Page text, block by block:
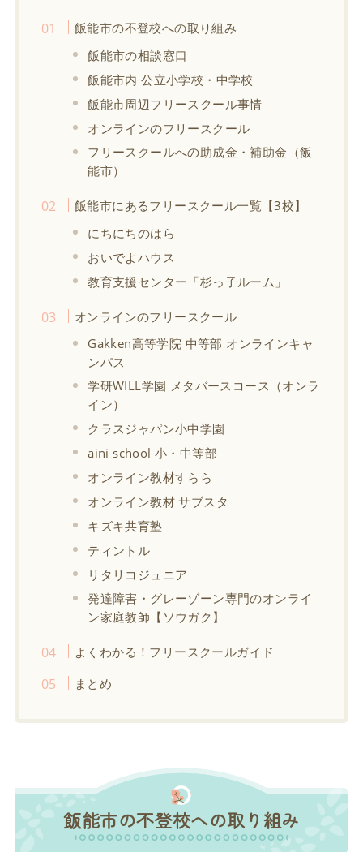
飯能市の不登校への取り組み
飯能市の相談窓口
飯能市内 公立小学校・中学校
飯能市周辺フリースクール事情
オンラインのフリースクール
フリースクールへの助成金・補助金（飯
能市）
飯能市にあるフリースクール一覧【3校】
にちにちのはら
おいでよハウス
教育支援センター「杉っ子ルーム」
オンラインのフリースクール
Gakken高等学院 中等部 オンラインキャ
ンパス
学研WILL学園 メタバースコース（オンラ
イン）
クラスジャパン小中学園
aini school 小・中等部
オンライン教材すらら
オンライン教材 サブスタ
キズキ共育塾
ティントル
リタリコジュニア
発達障害・グレーゾーン専門のオンライ
ン家庭教師【ソウガク】
よくわかる！フリースクールガイド
まとめ
飯能市の不登校への取り組み